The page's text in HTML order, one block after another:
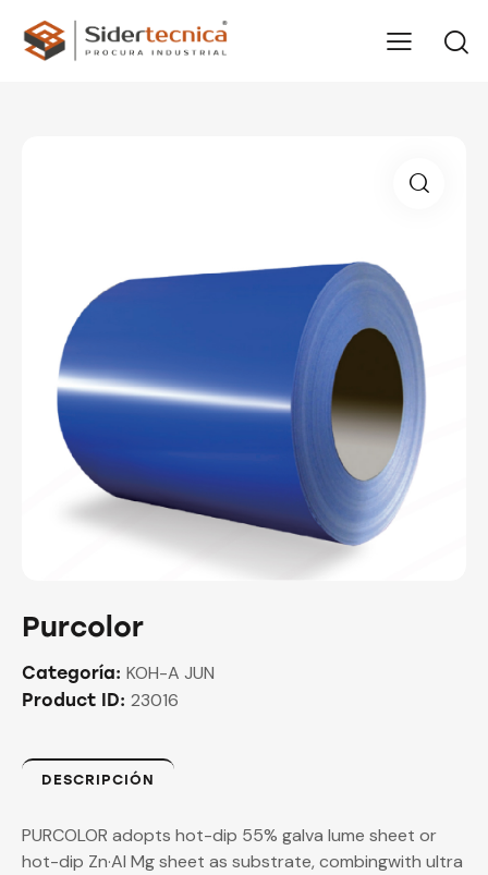
Purcolor
Categoría: KOH-A JUN
Product ID: 23016
DESCRIPCIÓN
PURCOLOR adopts hot-dip 55% galva lume sheet or
hot-dip Zn·Al Mg sheet as substrate, combingwith ultra